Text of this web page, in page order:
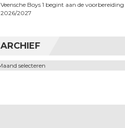
Veensche Boys 1 begint aan de
2026/2027
ARCHIEF